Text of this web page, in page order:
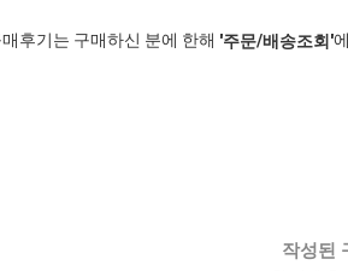
후기는 구매하신 분에 한해 '주문/배송조회'
작성된